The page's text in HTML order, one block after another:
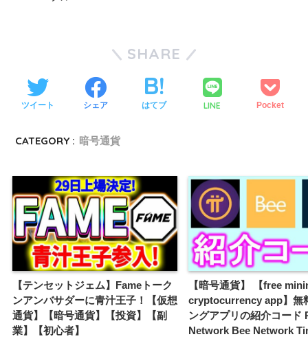
SHARE
ツイート シェア はてブ LINE Pocket
CATEGORY : 暗号通貨
【テンセットジェム】Fameトーク
ンアンバサダーに青汁王子！【仮想
通貨】【暗号通貨】【投資】【副
業】【初心者】
【暗号通貨】 【free
cryptocurrency app】無
ングアプリの紹介コード
Network Bee Network